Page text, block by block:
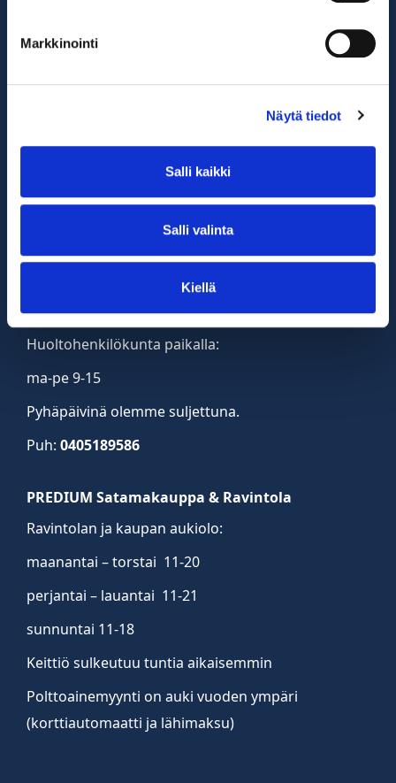
Markkinointi
Näytä tiedot
Salli kaikki
Salli valinta
Kiellä
0400 840 985
Trafi venerekisteröinti arkisin 9:30-14
Pyhäpäivinä olemme suljettuna.
Venehuolto
Huoltohenkilökunta paikalla:
ma-pe 9-15
Pyhäpäivinä olemme suljettuna.
Puh: 0405189586
PREDIUM Satamakauppa & Ravintola
Ravintolan ja kaupan aukiolo:
maanantai – torstai 11-20
perjantai – lauantai 11-21
sunnuntai 11-18
Keittiö sulkeutuu tuntia aikaisemmin
Polttoainemyynti on auki vuoden ympäri
(korttiautomaatti ja lähimaksu)